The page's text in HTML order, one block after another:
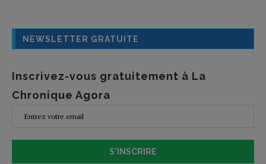
NEWSLETTER GRATUITE
Inscrivez-vous gratuitement à La
Chronique Agora
S'INSCRIRE